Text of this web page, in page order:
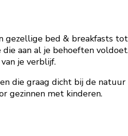
bed & breakfasts
aan al je behoeften
je verblijf.
die graag dicht bij de
gezinnen met kinderen.